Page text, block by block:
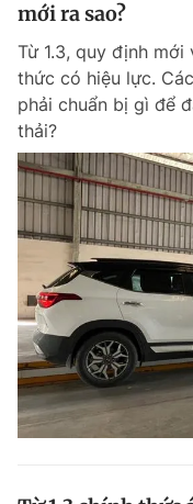
mới ra sao?
Từ 1.3, quy định
thức có hiệu lực.
phải chuẩn bị gì để
thải?